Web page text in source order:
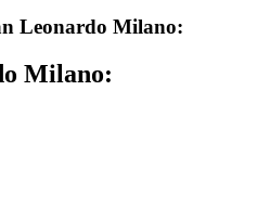
Leonardo Milano:
Milano: